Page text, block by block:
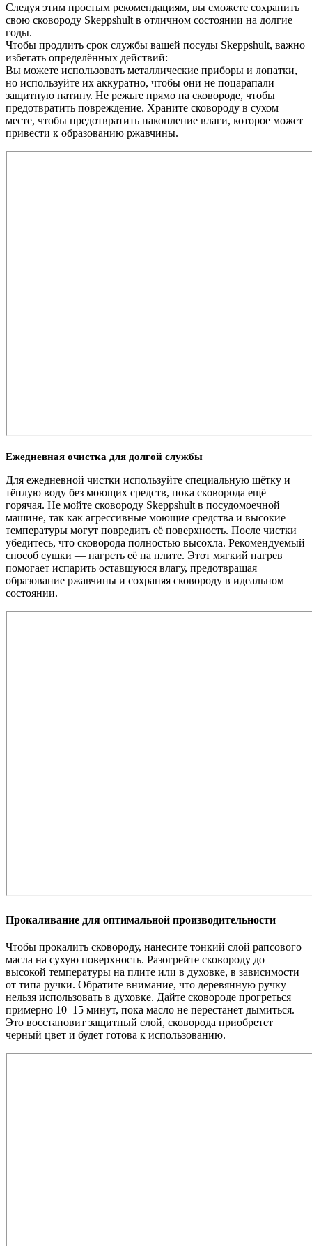
Следуя этим простым рекомендациям, вы сможете сохранить
свою сковороду Skeppshult в отличном состоянии на долгие
годы.
Чтобы продлить срок службы вашей посуды Skeppshult, важно
избегать определённых действий:
Вы можете использовать металлические приборы и лопатки,
но используйте их аккуратно, чтобы они не поцарапали
защитную патину. Не режьте прямо на сковороде, чтобы
предотвратить повреждение. Храните сковороду в сухом
месте, чтобы предотвратить накопление влаги, которое может
привести к образованию ржавчины.
Ежедневная очистка для долгой службы
Для ежедневной чистки используйте специальную щётку и
тёплую воду без моющих средств, пока сковорода ещё
горячая. Не мойте сковороду Skeppshult в посудомоечной
машине, так как агрессивные моющие средства и высокие
температуры могут повредить её поверхность. После чистки
убедитесь, что сковорода полностью высохла. Рекомендуемый
способ сушки — нагреть её на плите. Этот мягкий нагрев
помогает испарить оставшуюся влагу, предотвращая
образование ржавчины и сохраняя сковороду в идеальном
состоянии.
Прокаливание для оптимальной производительности
Чтобы прокалить сковороду, нанесите тонкий слой рапсового
масла на сухую поверхность. Разогрейте сковороду до
высокой температуры на плите или в духовке, в зависимости
от типа ручки. Обратите внимание, что деревянную ручку
нельзя использовать в духовке. Дайте сковороде прогреться
примерно 10–15 минут, пока масло не перестанет дымиться.
Это восстановит защитный слой, сковорода приобретет
черный цвет и будет готова к использованию.